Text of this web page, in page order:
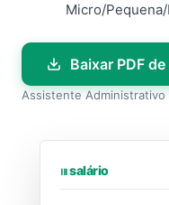
Micro/
Baixar PDF
Assistente Administrativo
⏐⏐⏐ salário